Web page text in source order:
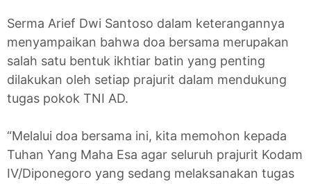
Serma Arief Dwi Santoso dalam keterangannya
menyampaikan bahwa doa bersama merupakan
salah satu bentuk ikhtiar batin yang penting
dilakukan oleh setiap prajurit dalam mendukung
tugas pokok TNI AD.
“Melalui doa bersama ini, kita memohon kepada
Tuhan Yang Maha Esa agar seluruh prajurit Kodam
IV/Diponegoro yang sedang melaksanakan tugas